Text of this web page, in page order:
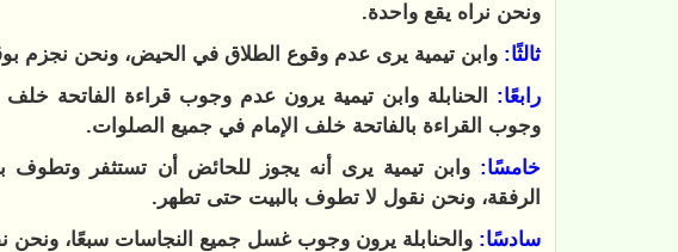
ونحن نراه يقع واحدة.
ثالثًا: وابن تيمية يرى عدم وقوع الطلاق في الحيض، ونحن نجزم
رابعًا: الحنابلة وابن تيمية يرون عدم وجوب قراءة الفاتحة خلف
وجوب القراءة بالفاتحة خلف الإمام في جميع الصلوات.
خامسًا: وابن تيمية يرى أنه يجوز للحائض أن تستثفر وتطوف
الرفقة، ونحن نقول لا تطوف بالبيت حتى تطهر.
سادسًا: والحنابلة يرون وجوب غسل جميع النجاسات سبعًا،